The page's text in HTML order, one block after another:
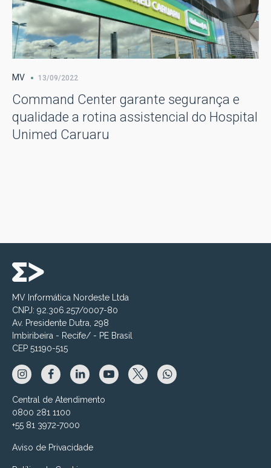
MV 13/09/2022
Command Center garante segurança e
qualidade a rotina assistencial do Hospital
Unimed Caruaru
MV Informática Nordeste Ltda
CNPJ: 92.306.257/0007-80
Av. Presidente Dutra, 298
Imbiribeira - Recife/ - PE Brasil
CEP 51190-515
Central de Atendimento
0800 281 1100
+55 81 3972-7000
Aviso de Privacidade